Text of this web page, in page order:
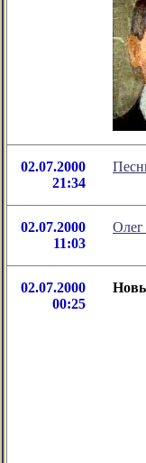
02.07.2000
21:34
02.07.2000
11:03
02.07.2000
00:25